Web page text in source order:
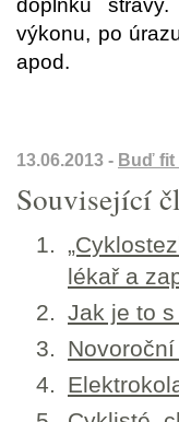
doplňku
výkonu, po
apod.
13.06.2013 - Buď fit
Související
lékař a
Jak je to